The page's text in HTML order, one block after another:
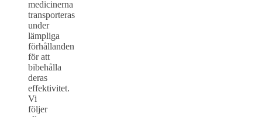
medicinerna
transporteras
under
lämpliga
förhållanden
för att
bibehålla
deras
effektivitet.
Vi
följer